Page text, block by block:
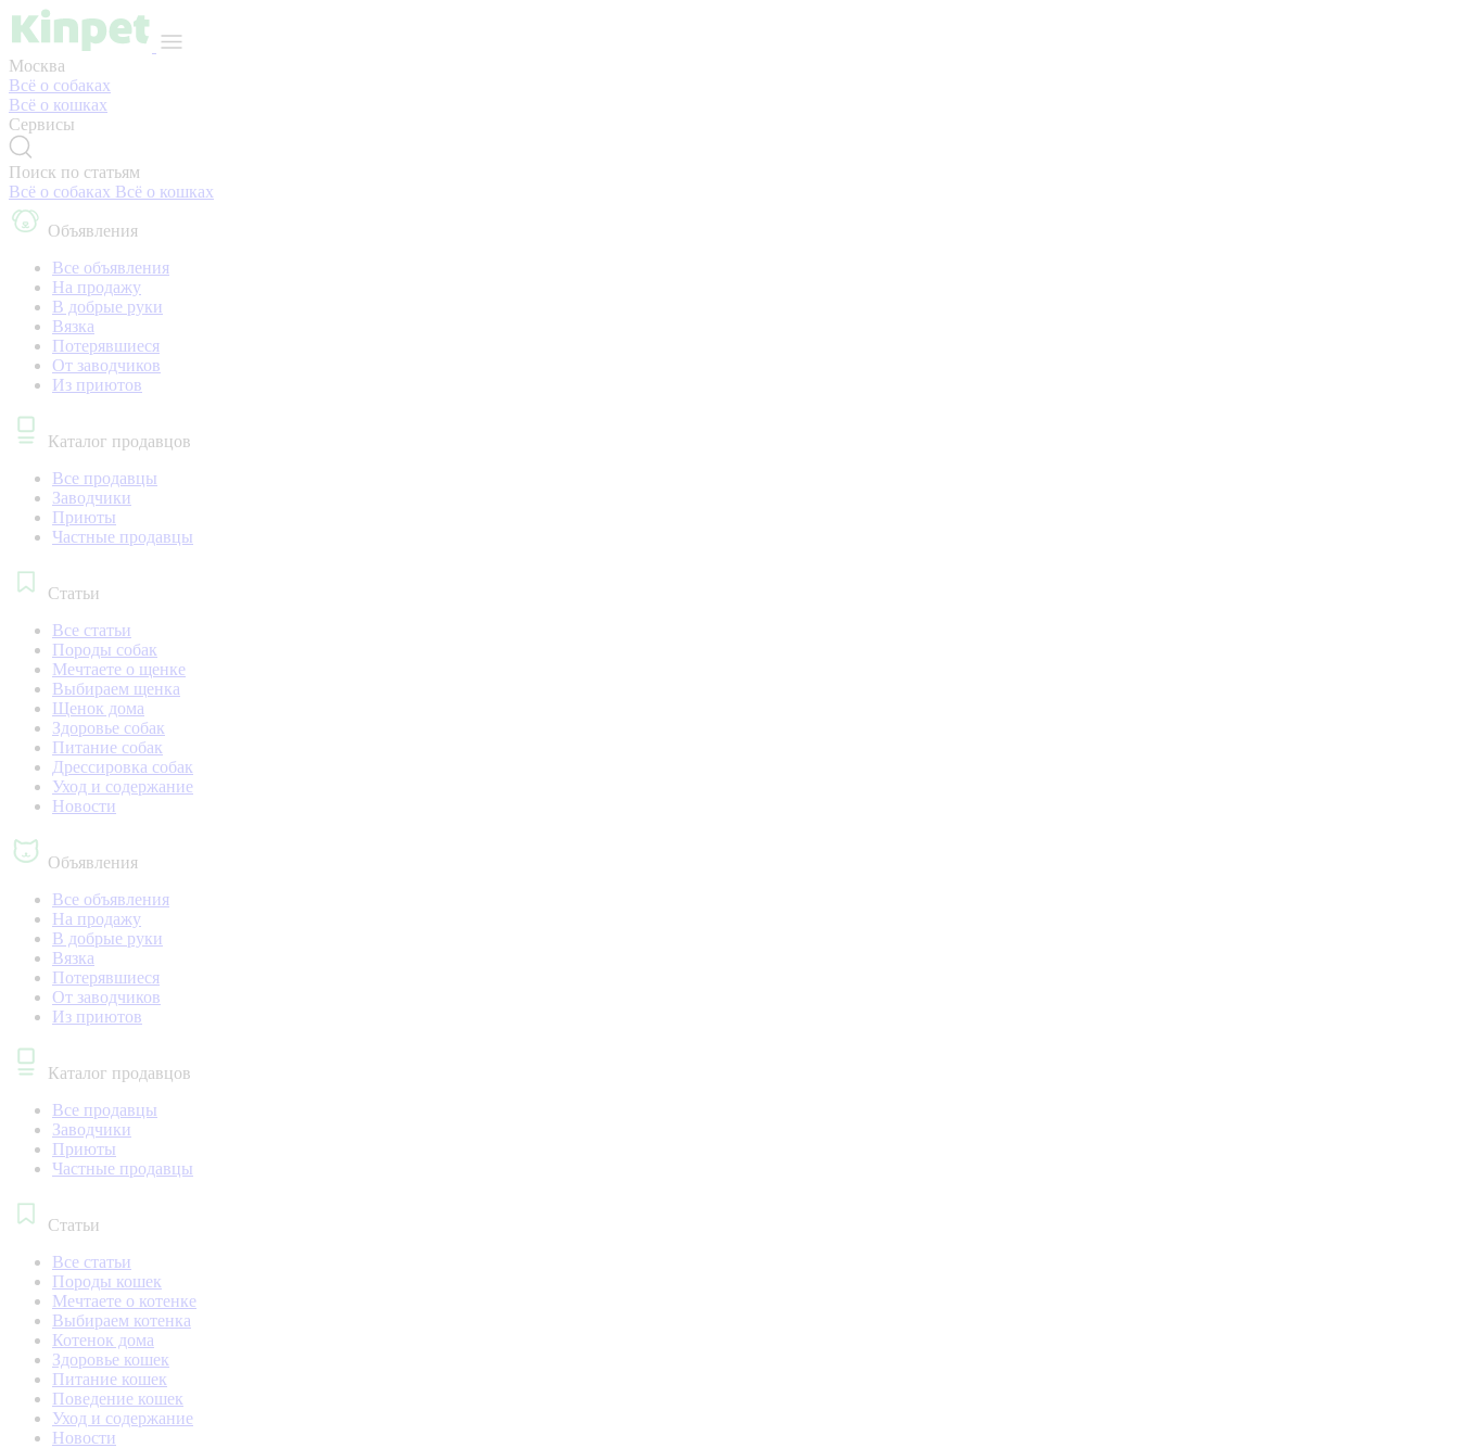
Москва
Всё о собаках
Всё о кошках
Сервисы
Поиск по статьям
Всё о собаках Всё о кошках
Объявления
Все объявления
На продажу
В добрые руки
Вязка
Потерявшиеся
От заводчиков
Из приютов
Каталог продавцов
Все продавцы
Заводчики
Приюты
Частные продавцы
Статьи
Все статьи
Породы собак
Мечтаете о щенке
Выбираем щенка
Щенок дома
Здоровье собак
Питание собак
Дрессировка собак
Уход и содержание
Новости
Объявления
Все объявления
На продажу
В добрые руки
Вязка
Потерявшиеся
От заводчиков
Из приютов
Каталог продавцов
Все продавцы
Заводчики
Приюты
Частные продавцы
Статьи
Все статьи
Породы кошек
Мечтаете о котенке
Выбираем котенка
Котенок дома
Здоровье кошек
Питание кошек
Поведение кошек
Уход и содержание
Новости